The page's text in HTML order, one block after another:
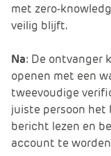
met zero-
veilig blijft.
Na: De ontvanger
openen met een
tweevoudige
juiste persoon het
bericht lezen en
account te